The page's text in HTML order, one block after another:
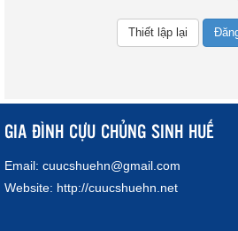
GIA ĐÌNH CỰU CHỦNG SINH HUẾ
Email: cuucshuehn@gmail.com
Website: http://cuucshuehn.net